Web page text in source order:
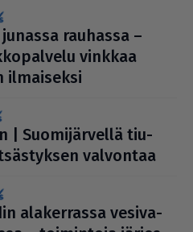
rauhassa –
vinkkaa
ilmai­seksi
| Suo­mi­jär­vellä tiu­
valvontaa
ala­ker­rassa vesi­va­